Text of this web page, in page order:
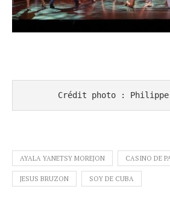
Crédit photo :
AYALA YANETSY MOREJON CASINO DE
JESUS BRUZON SOY DE CUBA